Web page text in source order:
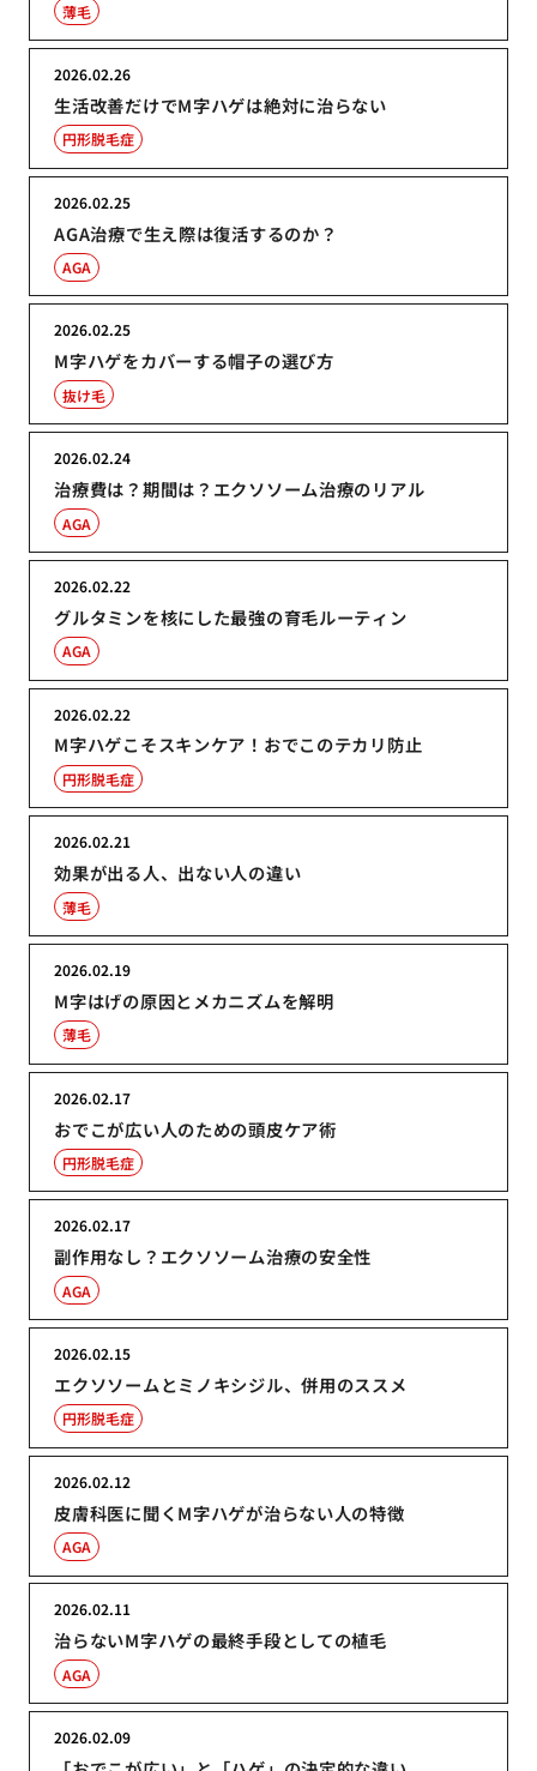
薄毛
生活改善だけでM字ハゲは絶対に治らない
2026.02.26
円形脱毛症
AGA治療で生え際は復活するのか？
2026.02.25
AGA
M字ハゲをカバーする帽子の選び方
2026.02.25
抜け毛
治療費は？期間は？エクソソーム治療のリアル
2026.02.24
AGA
グルタミンを核にした最強の育毛ルーティン
2026.02.22
AGA
M字ハゲこそスキンケア！おでこのテカリ防止
2026.02.22
円形脱毛症
効果が出る人、出ない人の違い
2026.02.21
薄毛
M字はげの原因とメカニズムを解明
2026.02.19
薄毛
おでこが広い人のための頭皮ケア術
2026.02.17
円形脱毛症
副作用なし？エクソソーム治療の安全性
2026.02.17
AGA
エクソソームとミノキシジル、併用のススメ
2026.02.15
円形脱毛症
皮膚科医に聞くM字ハゲが治らない人の特徴
2026.02.12
AGA
治らないM字ハゲの最終手段としての植毛
2026.02.11
AGA
2026.02.09